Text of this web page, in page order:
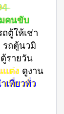
คนขับ
ตู้ให้เช่า
ถตู้นวมิ
รายวัน
แต่ง ดูงาน
เที่ยวทั่ว